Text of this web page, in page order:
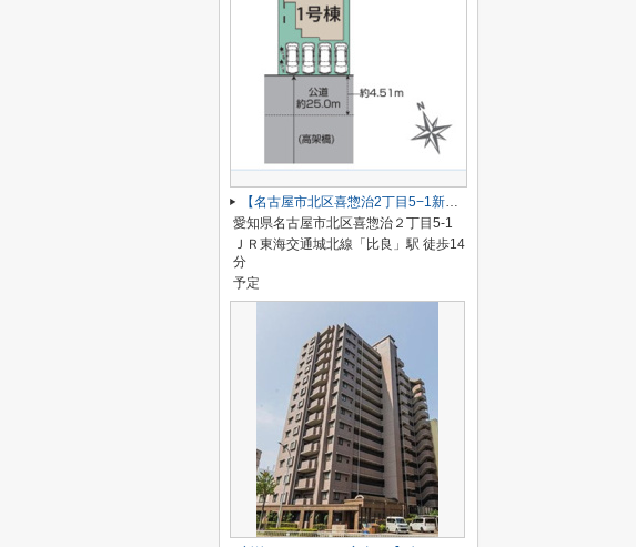
【名古屋市北区喜惣治2丁目5−1新築戸建】仲介手数料無料！楠西小学校・楠中学校
愛知県名古屋市北区喜惣治２丁目5-1
ＪＲ東海交通城北線「比良」駅 徒歩14
分
予定